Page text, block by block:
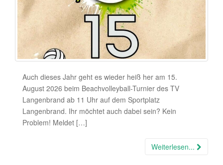
Auch dieses Jahr geht es wieder heiß her am 15.
August 2026 beim Beachvolleyball-Turnier des TV
Langenbrand ab 11 Uhr auf dem Sportplatz
Langenbrand. Ihr möchtet auch dabei sein? Kein
Problem! Meldet […]
Weiterlesen...